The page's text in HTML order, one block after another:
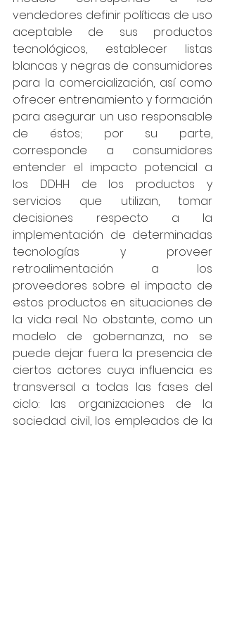
vendedores definir políticas de uso
aceptable de sus productos
tecnológicos, establecer listas
blancas y negras de consumidores
para la comercialización, así como
ofrecer entrenamiento y formación
para asegurar un uso responsable
de éstos; por su parte,
corresponde a consumidores
entender el impacto potencial a
los DDHH de los productos y
servicios que utilizan, tomar
decisiones respecto a la
implementación de determinadas
tecnologías y proveer
retroalimentación a los
proveedores sobre el impacto de
estos productos en situaciones de
la vida real. No obstante, como un
modelo de gobernanza, no se
puede dejar fuera la presencia de
ciertos actores cuya influencia es
transversal a todas las fases del
ciclo: las organizaciones de la
sociedad civil, los empleados de la